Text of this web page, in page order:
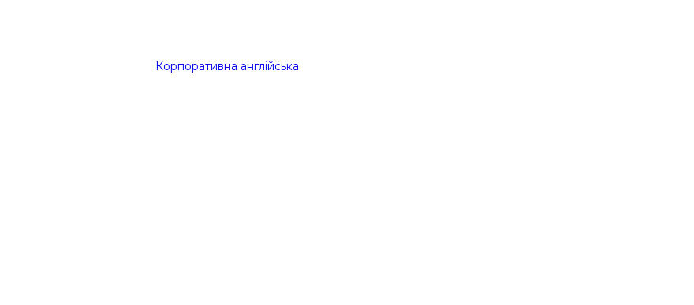
Корпоративна англійська